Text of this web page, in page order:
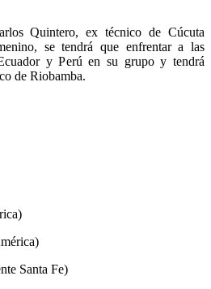
Quintero, ex técnico de Cúcuta
se tendrá que enfrentar a las
y Perú en su grupo y tendrá
de Riobamba.
Santa Fe)